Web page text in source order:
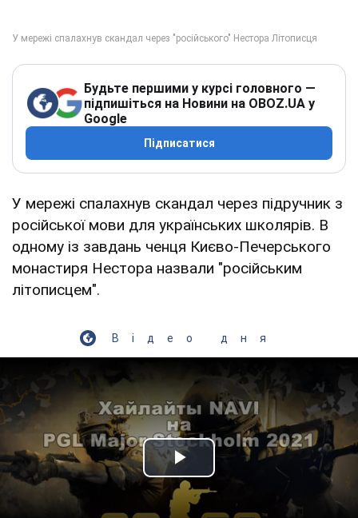
Будьте першими у курсі головного —
підпишіться на Новини на OBOZ.UA у
Google
Підписатися
У мережі спалахнув скандал через підручник з
російської мови для українських школярів. В
одному із завдань ченця Києво-Печерського
монастиря Нестора назвали "російським
літописцем".
Відео дня
Play Video